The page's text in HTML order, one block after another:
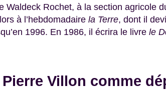
Waldeck Rochet, à la section agricole
à l’hebdomadaire la Terre, dont il
1996. En 1986, il écrira le livre le
Villon comme